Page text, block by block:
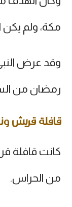
مكة، ولم يكن
وقد عرض
رمضان من
قافلة قريش
كانت قافلة
من الحراس.